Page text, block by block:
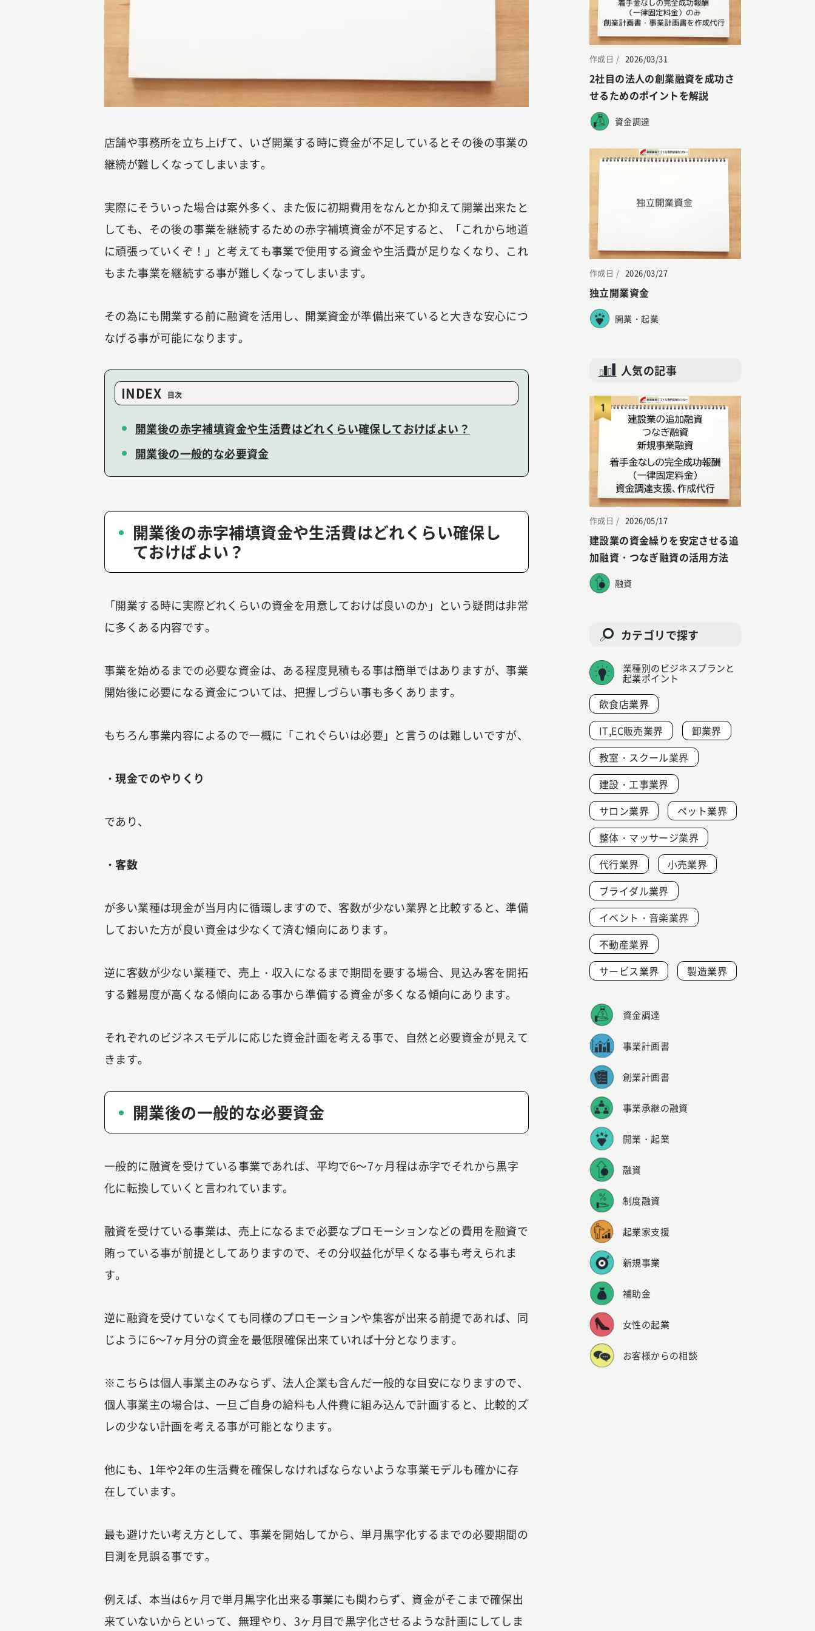
店舗や事務所を立ち上げて、いざ開業する時に資金が不足しているとその後の事業の
継続が難しくなってしまいます。
実際にそういった場合は案外多く、また仮に初期費用をなんとか抑えて開業出来たと
しても、その後の事業を継続するための赤字補填資金が不足すると、「これから地道
に頑張っていくぞ！」と考えても事業で使用する資金や生活費が足りなくなり、これ
もまた事業を継続する事が難しくなってしまいます。
その為にも開業する前に融資を活用し、開業資金が準備出来ていると大きな安心につ
なげる事が可能になります。
INDEX
開業後の赤字補填資金や生活費はどれくらい確保しておけばよい？
開業後の一般的な必要資金
開業後の赤字補填資金や生活費はどれくらい確保し
ておけばよい？
「開業する時に実際どれくらいの資金を用意しておけば良いのか」という疑問は非常
に多くある内容です。
事業を始めるまでの必要な資金は、ある程度見積もる事は簡単ではありますが、事業
開始後に必要になる資金については、把握しづらい事も多くあります。
もちろん事業内容によるので一概に「これぐらいは必要」と言うのは難しいですが、
・現金でのやりくり
であり、
・客数
が多い業種は現金が当月内に循環しますので、客数が少ない業界と比較すると、準備
しておいた方が良い資金は少なくて済む傾向にあります。
逆に客数が少ない業種で、売上・収入になるまで期間を要する場合、見込み客を開拓
する難易度が高くなる傾向にある事から準備する資金が多くなる傾向にあります。
それぞれのビジネスモデルに応じた資金計画を考える事で、自然と必要資金が見えて
きます。
開業後の一般的な必要資金
一般的に融資を受けている事業であれば、平均で6～7ヶ月程は赤字でそれから黒字
化に転換していくと言われています。
融資を受けている事業は、売上になるまで必要なプロモーションなどの費用を融資で
賄っている事が前提としてありますので、その分収益化が早くなる事も考えられま
す。
逆に融資を受けていなくても同様のプロモーションや集客が出来る前提であれば、同
じように6～7ヶ月分の資金を最低限確保出来ていれば十分となります。
※こちらは個人事業主のみならず、法人企業も含んだ一般的な目安になりますので、
個人事業主の場合は、一旦ご自身の給料も人件費に組み込んで計画すると、比較的ズ
レの少ない計画を考える事が可能となります。
他にも、1年や2年の生活費を確保しなければならないような事業モデルも確かに存
在しています。
最も避けたい考え方として、事業を開始してから、単月黒字化するまでの必要期間の
目測を見誤る事です。
例えば、本当は6ヶ月で単月黒字化出来る事業にも関わらず、資金がそこまで確保出
来ていないからといって、無理やり、3ヶ月目で黒字化させるような計画にしてしま
作成日 / 2026/03/31
2社目の法人の創業融資を成功さ
せるためのポイントを解説
資金調達
作成日 / 2026/03/27
独立開業資金
開業・起業
人気の記事
1
作成日 / 2026/05/17
建設業の資金繰りを安定させる追
加融資・つなぎ融資の活用方法
融資
カテゴリで探す
業種別のビジネスプランと
起業ポイント
飲食店業界
IT,EC販売業界
卸業界
教室・スクール業界
建設・工事業界
サロン業界
ペット業界
整体・マッサージ業界
代行業界
小売業界
ブライダル業界
イベント・音楽業界
不動産業界
サービス業界
製造業界
資金調達
事業計画書
創業計画書
事業承継の融資
開業・起業
融資
制度融資
起業家支援
新規事業
補助金
女性の起業
お客様からの相談